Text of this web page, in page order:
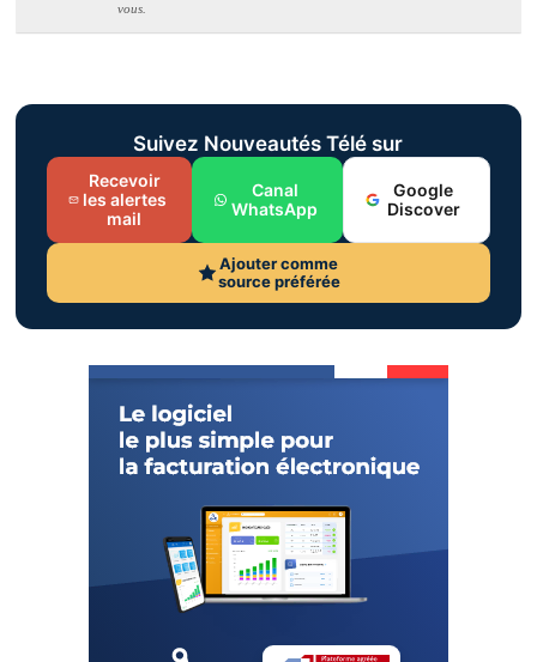
vous.
Suivez Nouveautés Télé sur
Recevoir
les alertes
mail
Canal
WhatsApp
Google
Discover
Ajouter comme
source préférée